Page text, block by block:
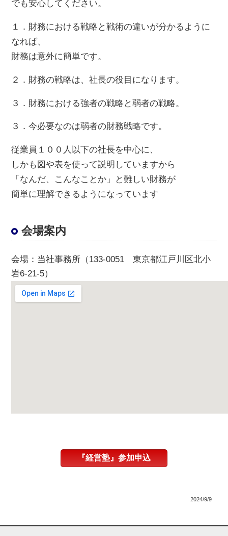
でも安心してください。
１．財務における戦略と戦術の違いが分かるように
なれば、
財務は意外に簡単です。
２．財務の戦略は、社長の役目になります。
３．財務における強者の戦略と弱者の戦略。
３．今必要なのは弱者の財務戦略です。
従業員１００人以下の社長を中心に、
しかも図や表を使って説明していますから
「なんだ、こんなことか」と難しい財務が
簡単に理解できるようになっています
会場案内
会場 ：当社事務所（133-0051 東京都江戸川区北小
岩6-21-5）
『経営塾』参加申込
2024/9/9